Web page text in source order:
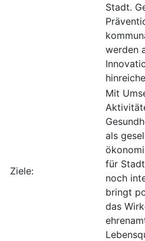
Stadt.
werden
Ziele:
Mit
als
für
noch
bringt
das